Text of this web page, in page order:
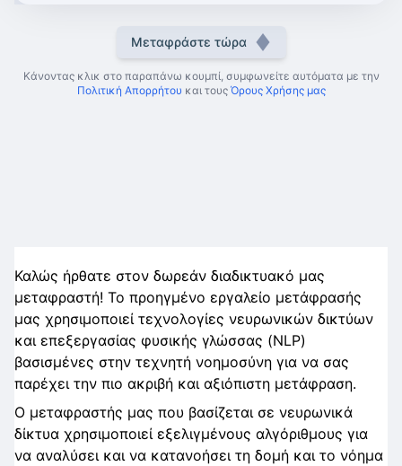
Μεταφράστε τώρα
Κάνοντας κλικ στο παραπάνω κουμπί, συμφωνείτε αυτόματα με την
Πολιτική Απορρήτου και τους Όρους Χρήσης μας
Καλώς ήρθατε στον δωρεάν διαδικτυακό μας
μεταφραστή! Το προηγμένο εργαλείο μετάφρασής
μας χρησιμοποιεί τεχνολογίες νευρωνικών δικτύων
και επεξεργασίας φυσικής γλώσσας (NLP)
βασισμένες στην τεχνητή νοημοσύνη για να σας
παρέχει την πιο ακριβή και αξιόπιστη μετάφραση.
Ο μεταφραστής μας που βασίζεται σε νευρωνικά
δίκτυα χρησιμοποιεί εξελιγμένους αλγόριθμους για
να αναλύσει και να κατανοήσει τη δομή και το νόημα